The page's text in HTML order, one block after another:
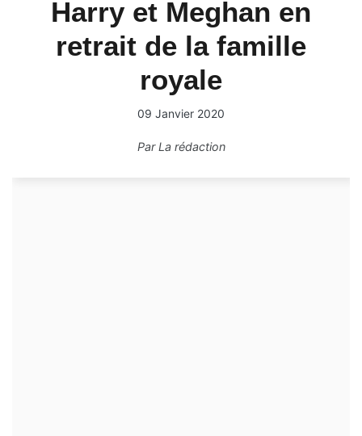
Harry et Meghan en
retrait de la famille
royale
09 Janvier 2020
ParLa rédaction